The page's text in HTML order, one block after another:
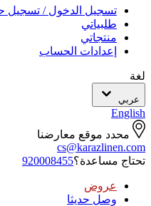
تسجيل الدخول / تسجيل
طلبياتي
منتجاتي
إعدادات الحساب
لغة
عربي
English
محدد موقع معارضنا
cs@karazlinen.com
تحتاج مساعدة؟920008455
عروض
وصل حديثا